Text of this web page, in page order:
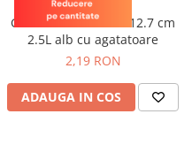
Teku
Ghiveci rotund 19 x 12.7 cm
2.5L alb cu agatatoare
2,19 RON
ADAUGA IN COS